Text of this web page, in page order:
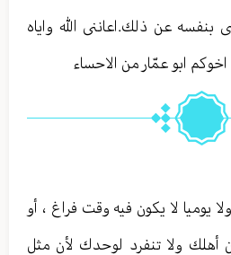
بنفسه عن ذلك.اعاننى الله واياه
ابو عمّار من الاحساء
يوميا لا يكون فيه وقت فراغ ، أو
ولا تنفرد لوحدك لأن مثل